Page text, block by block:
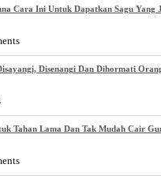
Cara Ini Untuk Dapatkan Sagu Yang
Disenangi Dan Dihormati
Tahan Lama Dan Tak Mudah Cair